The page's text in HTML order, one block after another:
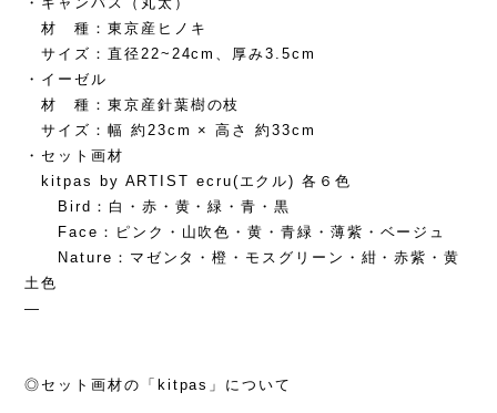
材 種：東京産ヒノキ
サイズ：直径22~24cm、厚み3.5cm
・イーゼル
材 種：東京産針葉樹の枝
サイズ：幅 約23cm × 高さ 約33cm
・セット画材
kitpas by ARTIST ecru(エクル) 各６色
Bird：白・赤・黄・緑・青・黒
Face：ピンク・山吹色・黄・青緑・薄紫・ベージュ
Nature：マゼンタ・橙・モスグリーン・紺・赤紫・黄
土色
—
◎セット画材の「kitpas」について